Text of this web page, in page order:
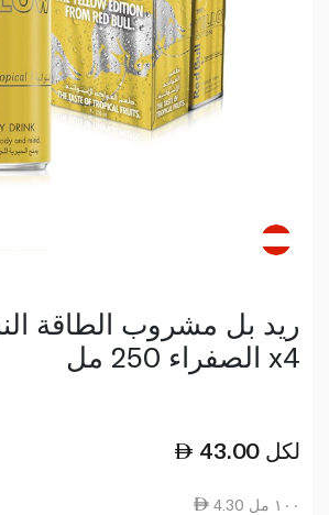
ريد بل مشروب الطاقة
الصفراء 250 مل x4
43.00 لكل
4.30 ١٠٠ مل